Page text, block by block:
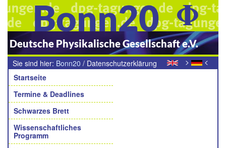
Bonn20
Deutsche Physikalische Gesellschaft e.V.
> <
Sie sind hier: Bonn20 / Datenschutzerklärung
der Deutschen Physikalischen Gesellschaft e. V.
Navigation
Startseite
Termine & Deadlines
Schwarzes Brett
Wissenschaftliches
Programm